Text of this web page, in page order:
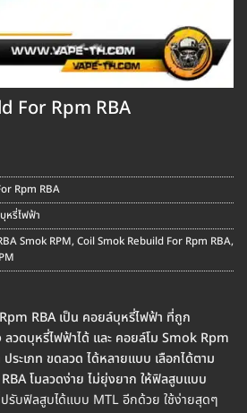
For Rpm RBA
Rpm RBA
หรี่ไฟฟ้า
Smok RPM, Coil Smok Rebuild For Rpm RBA,
RBA เป็น คอยล์บุหรี่ไฟฟ้า ที่ถูก
วดบุหรี่ไฟฟ้าได้ และ คอยล์โม Smok Rpm
ระเภท ขดลวด ได้หลายแบบ เลือกได้ตาม
โมลวดง่าย ไม่ยุ่งยาก ให้ฟิลสูบแบบ
บฟิลสูบได้แบบ MTL อีกด้วย ใช้ง่ายสุดๆ